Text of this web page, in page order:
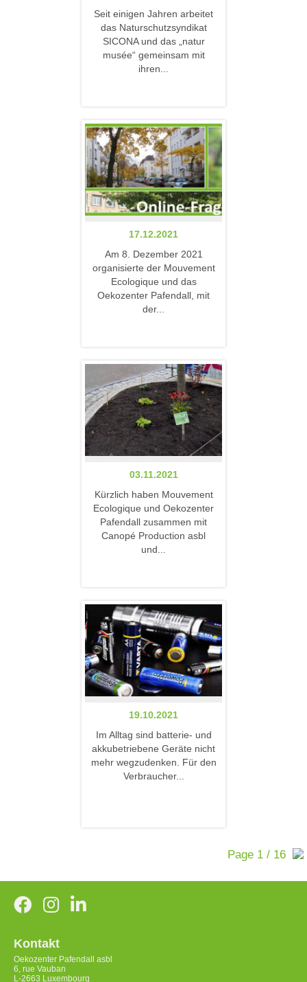
Seit einigen Jahren arbeitet
das Naturschutzsyndikat
SICONA und das „natur
musée“ gemeinsam mit
ihren...
17.12.2021
Am 8. Dezember 2021
organisierte der Mouvement
Ecologique und das
Oekozenter Pafendall, mit
der...
03.11.2021
Kürzlich haben Mouvement
Ecologique und Oekozenter
Pafendall zusammen mit
Canopé Production asbl
und...
19.10.2021
Im Alltag sind batterie- und
akkubetriebene Geräte nicht
mehr wegzudenken. Für den
Verbraucher...
Page 1 / 16
Kontakt
Oekozenter Pafendall asbl
6, rue Vauban
L-2663 Luxembourg